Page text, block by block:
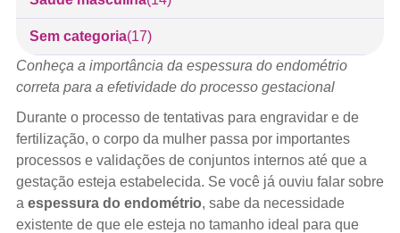
Sem categoria(17)
Conheça a importância da espessura do endométrio
correta para a efetividade do processo gestacional
Durante o processo de tentativas para engravidar e de
fertilização, o corpo da mulher passa por importantes
processos e validações de conjuntos internos até que a
gestação esteja estabelecida. Se você já ouviu falar sobre
a espessura do endométrio, sabe da necessidade
existente de que ele esteja no tamanho ideal para que